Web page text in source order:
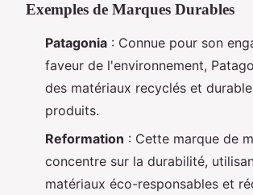
Exemples de Marques Durables
Patagonia : Connue pour son
faveur de l'environnement,
des matériaux recyclés et
produits.
Reformation : Cette marque de
concentre sur la durabilité,
matériaux éco-responsables et